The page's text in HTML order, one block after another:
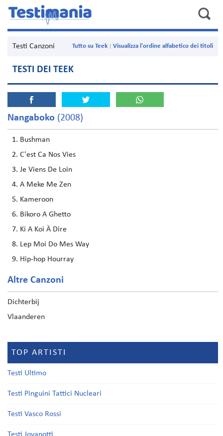
Testi Canzoni Visualizza l'ordine alfabetico dei titoli
Tutto su Teek
TESTI DEI TEEK
Nangaboko (2008)
Bushman
C'est Ca Nos Vies
Je Viens De Loin
A Meke Me Zen
Kameroon
Bikoro A Ghetto
Ki A Koi À Dire
Lep Moi Do Mes Way
Hip-hop Hourray
Altre Canzoni
Dichterbij
Vlaanderen
TOP ARTISTI
Testi Ultimo
Testi Pinguini Tattici Nucleari
Testi Vasco Rossi